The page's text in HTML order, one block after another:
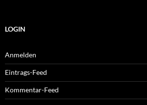
LOGIN
Anmelden
Eintrags-Feed
Kommentar-Feed